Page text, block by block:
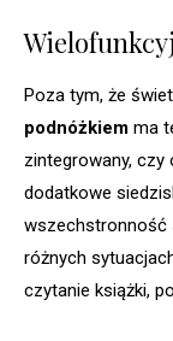
Poza tym, że
podnóżkiem ma
zintegrowany, czy
dodatkowe
wszechstronność
różnych
czytanie książki,